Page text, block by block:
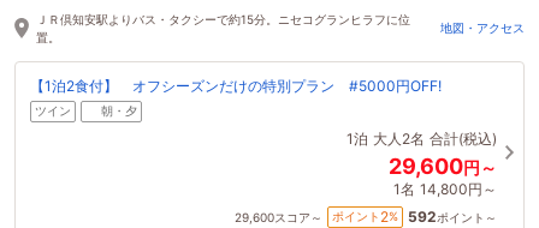
20分前に予約されました
ＪＲ倶知安駅よりバス・タクシーで約15分。ニセコグランヒラフに位
置。
地図・アクセス
【1泊2食付】 オフシーズンだけの特別プラン #5000円OFF!
ツイン 朝・夕
1泊 大人2名 合計(税込)
29,600円～
1名 14,800円～
29,600スコア～ ポイント 2% 592ポイント～